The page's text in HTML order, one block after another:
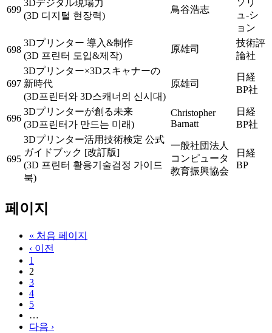
699
3Dデジタル現場力
(3D 디지털 현장력)
鳥谷浩志
ュ-シ
ョン
698
3Dプリンター 導入&制作
(3D 프린터 도입&제작)
原雄司
技術評
論社
697
3Dプリンター×3Dスキャナーの
新時代
(3D프린터와 3D스캐너의 신시대)
原雄司
日経
BP社
696
3Dプリンターが創る未来
(3D프린터가 만드는 미래)
Christopher
Barnatt
日経
BP社
695
3Dプリンター活用技術検定 公式
ガイドブック [改訂版]
(3D 프린터 활용기술검정 가이드
북)
一般社団法人
コンピュータ
教育振興協会
日経
BP
페이지
« 처음 페이지
‹ 이전
1
2
3
4
5
…
다음 ›